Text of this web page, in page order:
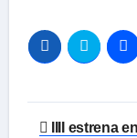
IIII estrena